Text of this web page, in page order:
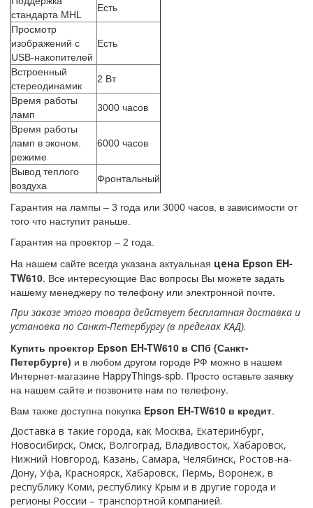
стандарта MHL
Есть
Просмотр
изображений с
USB-накопителей
Есть
Встроенный
стереодинамик
2 Вт
Время работы
ламп
3000 часов
Время работы
ламп в эконом.
режиме
6000 часов
Вывод теплого
воздуха
Фронтальный
Гарантия на лампы – 3 года или 3000 часов, в зависимости от
того что наступит раньше.
Гарантия на проектор – 2 года.
На нашем сайте всегда указана актуальная цена Epson EH-
TW610. Все интересующие Вас вопросы Вы можете задать
нашему менеджеру по телефону или электронной почте.
При заказе этого товара действует бесплатная доставка и
установка по Санкт-Петербургу (в пределах КАД).
Купить проектор Epson EH-TW610 в СПб (Санкт-
Петербурге) и в любом другом городе РФ можно в нашем
Интернет-магазине HappyThings-spb. Просто оставьте заявку
на нашем сайте и позвоните нам по телефону.
Вам также доступна покупка Epson EH-TW610 в кредит.
Доставка в такие города, как Москва, Екатеринбург,
Новосибирск, Омск, Волгоград, Владивосток, Хабаровск,
Нижний Новгород, Казань, Самара, Челябинск, Ростов-на-
Дону, Уфа, Красноярск, Хабаровск, Пермь, Воронеж, в
республику Коми, республику Крым и в другие города и
регионы России – транспортной компанией.